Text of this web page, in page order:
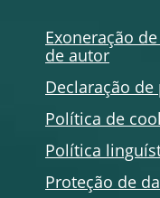
Exoneração
de autor
Declaração
Política de
Política
Proteção de